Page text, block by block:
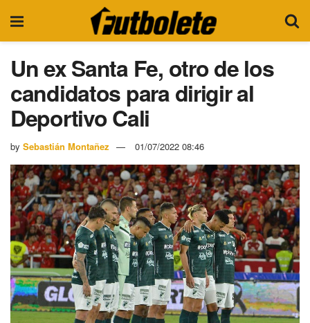
Un ex Santa Fe, otro de los
candidatos para dirigir al
Deportivo Cali
by Sebastián Montañez 01/07/2022 08:46